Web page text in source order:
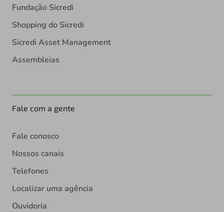
Fundação Sicredi
Shopping do Sicredi
Sicredi Asset Management
Assembleias
Fale com a gente
Fale conosco
Nossos canais
Telefones
Localizar uma agência
Ouvidoria